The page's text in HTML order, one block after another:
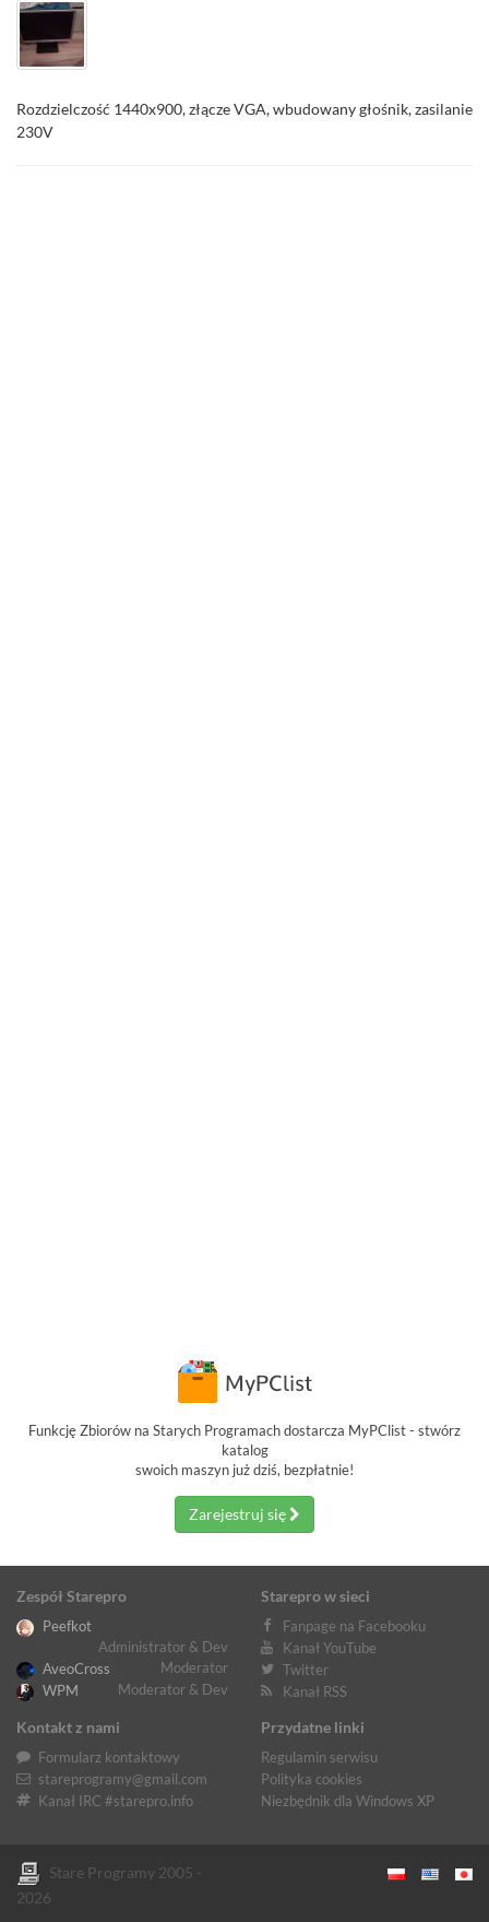
Rozdzielczość 1440x900, złącze VGA, wbudowany głośnik, zasilanie
230V
Funkcję Zbiorów na Starych Programach dostarcza MyPClist - stwórz
katalog
swoich maszyn już dziś, bezpłatnie!
Zarejestruj się
Zespół Starepro
Peefkot
Administrator & Dev
AveoCross
Moderator
WPM
Moderator & Dev
Starepro w sieci
Fanpage na Facebooku
Kanał YouTube
Twitter
Kanał RSS
Kontakt z nami
Formularz kontaktowy
stareprogramy@gmail.com
Kanał IRC #starepro.info
Przydatne linki
Regulamin serwisu
Polityka cookies
Niezbędnik dla Windows XP
Stare Programy 2005 -
2026